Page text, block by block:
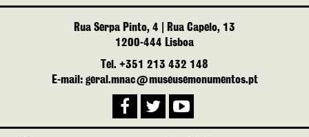
Rua Serpa Pinto, 4 | Rua Capelo, 13
1200-444 Lisboa
Tel. +351 213 432 148
E-mail: geral.mnac@museusemonumentos.pt